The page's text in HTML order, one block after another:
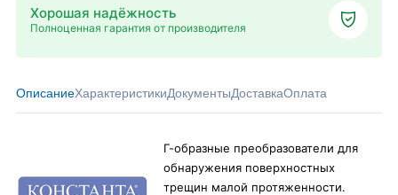
Хорошая надёжность
Полноценная гарантия от производителя
ОписаниеХарактеристикиДокументыДоставкаОплата
Г-образные преобразователи для
обнаружения поверхностных
трещин малой протяженности.